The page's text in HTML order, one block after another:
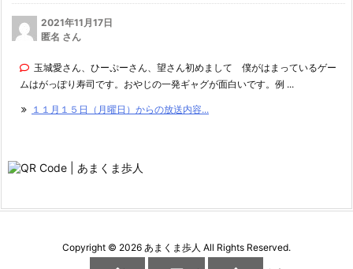
2021年11月17日
匿名 さん
玉城愛さん、ひーぷーさん、望さん初めまして 僕がはまっているゲー
ムはがっぽり寿司です。おやじの一発ギャグが面白いです。例 ...
１１月１５日（月曜日）からの放送内容...
Copyright © 2026 あまくま歩人 All Rights Reserved.